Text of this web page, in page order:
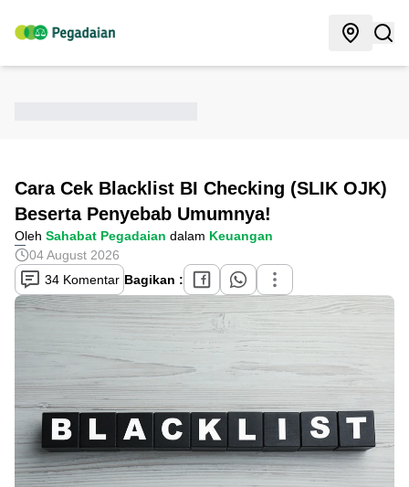
Cara Cek Blacklist BI Checking (SLIK OJK)
Beserta Penyebab Umumnya!
Oleh Sahabat Pegadaian dalam Keuangan
04 August 2026
34 Komentar Bagikan :